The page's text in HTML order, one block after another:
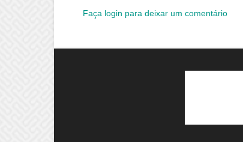
Faça login para deixar um comentário